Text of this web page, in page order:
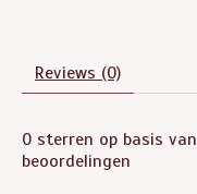
Reviews (0)
0 sterren op basis van
beoordelingen